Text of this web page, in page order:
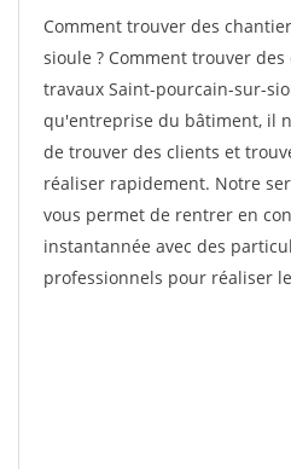
Comment trouver des
sioule ? Comment trouver
travaux Saint-pourcain-sur-
qu'entreprise du bâtiment, il
de trouver des clients et
réaliser rapidement. Notre
vous permet de rentrer en
instantannée avec des
professionnels pour réaliser